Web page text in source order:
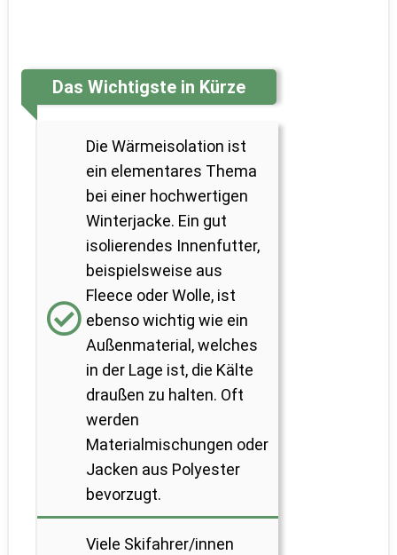
Das Wichtigste in Kürze
Die Wärmeisolation ist
ein elementares Thema
bei einer hochwertigen
Winterjacke. Ein gut
isolierendes Innenfutter,
beispielsweise aus
Fleece oder Wolle, ist
ebenso wichtig wie ein
Außenmaterial, welches
in der Lage ist, die Kälte
draußen zu halten. Oft
werden
Materialmischungen oder
Jacken aus Polyester
bevorzugt.
Viele Skifahrer/innen